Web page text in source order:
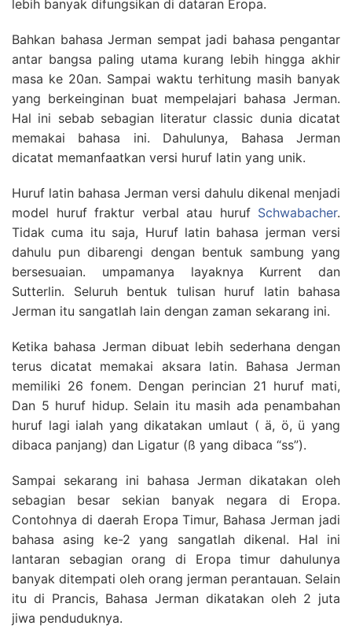
lebih banyak difungsikan di dataran Eropa.
Bahkan bahasa Jerman sempat jadi bahasa pengantar
antar bangsa paling utama kurang lebih hingga akhir
masa ke 20an. Sampai waktu terhitung masih banyak
yang berkeinginan buat mempelajari bahasa Jerman.
Hal ini sebab sebagian literatur classic dunia dicatat
memakai bahasa ini. Dahulunya, Bahasa Jerman
dicatat memanfaatkan versi huruf latin yang unik.
Huruf latin bahasa Jerman versi dahulu dikenal menjadi
model huruf fraktur verbal atau huruf Schwabacher.
Tidak cuma itu saja, Huruf latin bahasa jerman versi
dahulu pun dibarengi dengan bentuk sambung yang
bersesuaian. umpamanya layaknya Kurrent dan
Sutterlin. Seluruh bentuk tulisan huruf latin bahasa
Jerman itu sangatlah lain dengan zaman sekarang ini.
Ketika bahasa Jerman dibuat lebih sederhana dengan
terus dicatat memakai aksara latin. Bahasa Jerman
memiliki 26 fonem. Dengan perincian 21 huruf mati,
Dan 5 huruf hidup. Selain itu masih ada penambahan
huruf lagi ialah yang dikatakan umlaut ( ä, ö, ü yang
dibaca panjang) dan Ligatur (ß yang dibaca “ss”).
Sampai sekarang ini bahasa Jerman dikatakan oleh
sebagian besar sekian banyak negara di Eropa.
Contohnya di daerah Eropa Timur, Bahasa Jerman jadi
bahasa asing ke-2 yang sangatlah dikenal. Hal ini
lantaran sebagian orang di Eropa timur dahulunya
banyak ditempati oleh orang jerman perantauan. Selain
itu di Prancis, Bahasa Jerman dikatakan oleh 2 juta
jiwa penduduknya.